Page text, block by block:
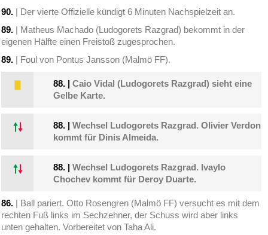
90. | Der vierte Offizielle kündigt 6 Minuten Nachspielzeit an.
89. | Matheus Machado (Ludogorets Razgrad) bekommt in der
eigenen Hälfte einen Freistoß zugesprochen.
89. | Foul von Pontus Jansson (Malmö FF).
88. |Caio Vidal (Ludogorets Razgrad) sieht eine
Gelbe Karte.
88. |Wechsel Ludogorets Razgrad. Olivier Verdon
kommt für Dinis Almeida.
88. |Wechsel Ludogorets Razgrad. Ivaylo
Chochev kommt für Deroy Duarte.
86. | Ball pariert. Otto Rosengren (Malmö FF) versucht es mit dem
rechten Fuß links im Sechzehner, der Schuss wird aber links
unten gehalten. Vorbereitet von Taha Ali.